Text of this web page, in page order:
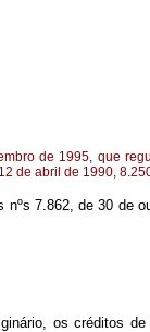
de 1995, que
de abril de 1990,
7.862, de 30 de
os créditos